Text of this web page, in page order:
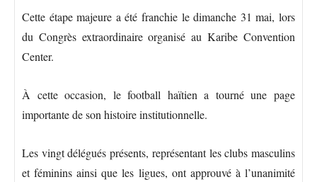
Cette étape majeure a été franchie le dimanche 31 mai, lors
du Congrès extraordinaire organisé au Karibe Convention
Center.
À cette occasion, le football haïtien a tourné une page
importante de son histoire institutionnelle.
Les vingt délégués présents, représentant les clubs masculins
et féminins ainsi que les ligues, ont approuvé à l’unanimité